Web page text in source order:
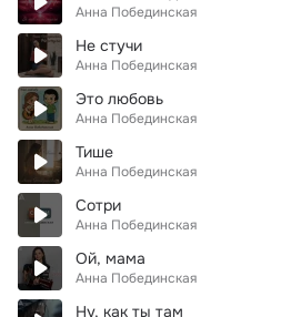
Анна Побединская
Не стучи
Анна Побединская
Это любовь
Анна Побединская
Тише
Анна Побединская
Сотри
Анна Побединская
Ой, мама
Анна Побединская
Ну, как ты там